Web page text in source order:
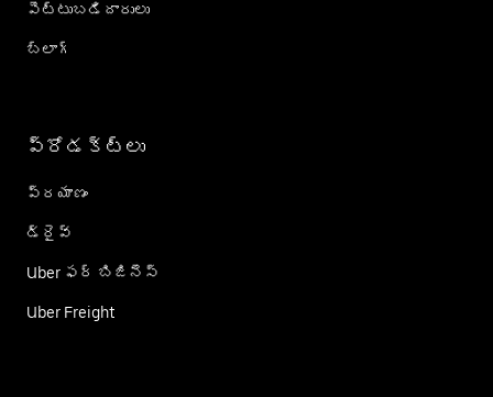
పెట్టుబడిదారులు
బ్లాగ్
ప్రోడక్ట్؜లు
ప్రయాణం
డ్రైవ్
Uber ఫర్ బిజినెస్
Uber Freight